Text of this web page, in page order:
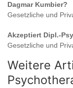
Dagmar Kumbier?
Gesetzliche und
Akzeptiert Dipl.-
Gesetzliche und
Weitere